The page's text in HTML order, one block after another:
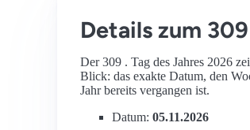
Details zum 309
Der 309 . Tag des Jahres 2026
Blick: das exakte Datum, den
Jahr bereits vergangen ist.
Datum: 05.11.2026